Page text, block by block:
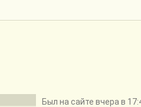
Был на сайте вчера в